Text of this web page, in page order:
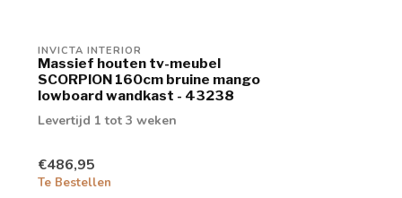
INVICTA INTERIOR
Massief houten tv-meubel
SCORPION 160cm bruine mango
lowboard wandkast - 43238
Levertijd 1 tot 3 weken
€486,95
Te Bestellen